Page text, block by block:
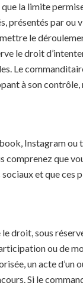
la limite
par ou
le
le droit
Le
à son
Instagram
comprenez que
et que ces
droit, sous
ou de
un acte d’un
Si le